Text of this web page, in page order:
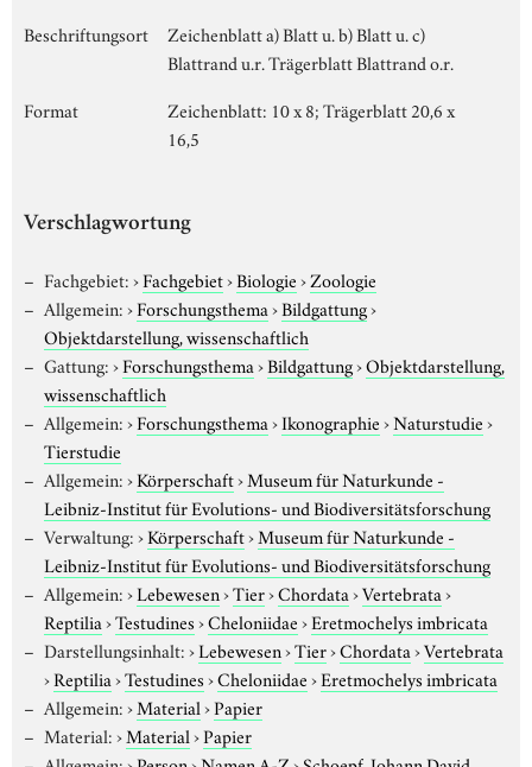
Beschriftungsort
Zeichenblatt a) Blatt u. b) Blatt u. c)
Blattrand u.r. Trägerblatt Blattrand o.r.
Format
Zeichenblatt: 10 x 8; Trägerblatt 20,6 x
16,5
Verschlagwortung
Fachgebiet:›Fachgebiet›Biologie›Zoologie
Allgemein:›Forschungsthema›Bildgattung›
Objektdarstellung, wissenschaftlich
Gattung:›Forschungsthema›Bildgattung›Objektdarstellung,
wissenschaftlich
Allgemein:›Forschungsthema›Ikonographie›Naturstudie›
Tierstudie
Allgemein:›Körperschaft›Museum für Naturkunde -
Leibniz-Institut für Evolutions- und Biodiversitätsforschung
Verwaltung:›Körperschaft›Museum für Naturkunde -
Leibniz-Institut für Evolutions- und Biodiversitätsforschung
Allgemein:›Lebewesen›Tier›Chordata›Vertebrata›
Reptilia›Testudines›Cheloniidae›Eretmochelys imbricata
Darstellungsinhalt:›Lebewesen›Tier›Chordata›Vertebrata
›Reptilia›Testudines›Cheloniidae›Eretmochelys imbricata
Allgemein:›Material›Papier
Material:›Material›Papier